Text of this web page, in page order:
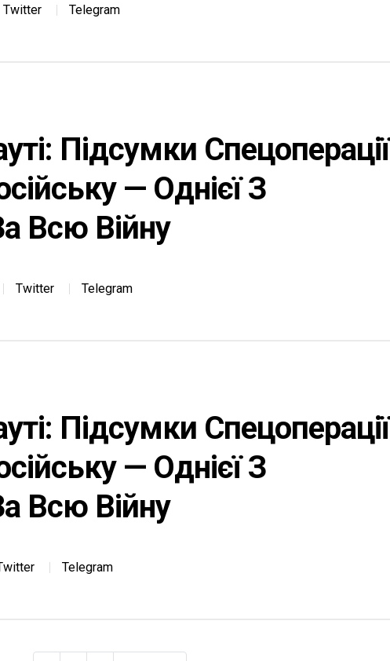
Twitter Telegram
Підсумки Спецоперації
— Однієї З
Всю Війну
Twitter Telegram
Підсумки Спецоперації
— Однієї З
Всю Війну
Telegram